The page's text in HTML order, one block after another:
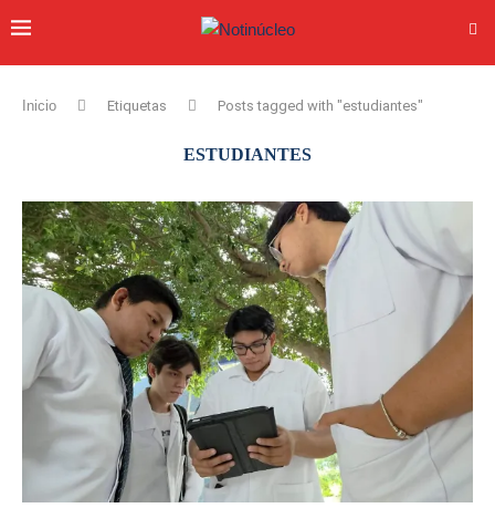
Inicio Etiquetas Posts tagged with "estudiantes"
ESTUDIANTES